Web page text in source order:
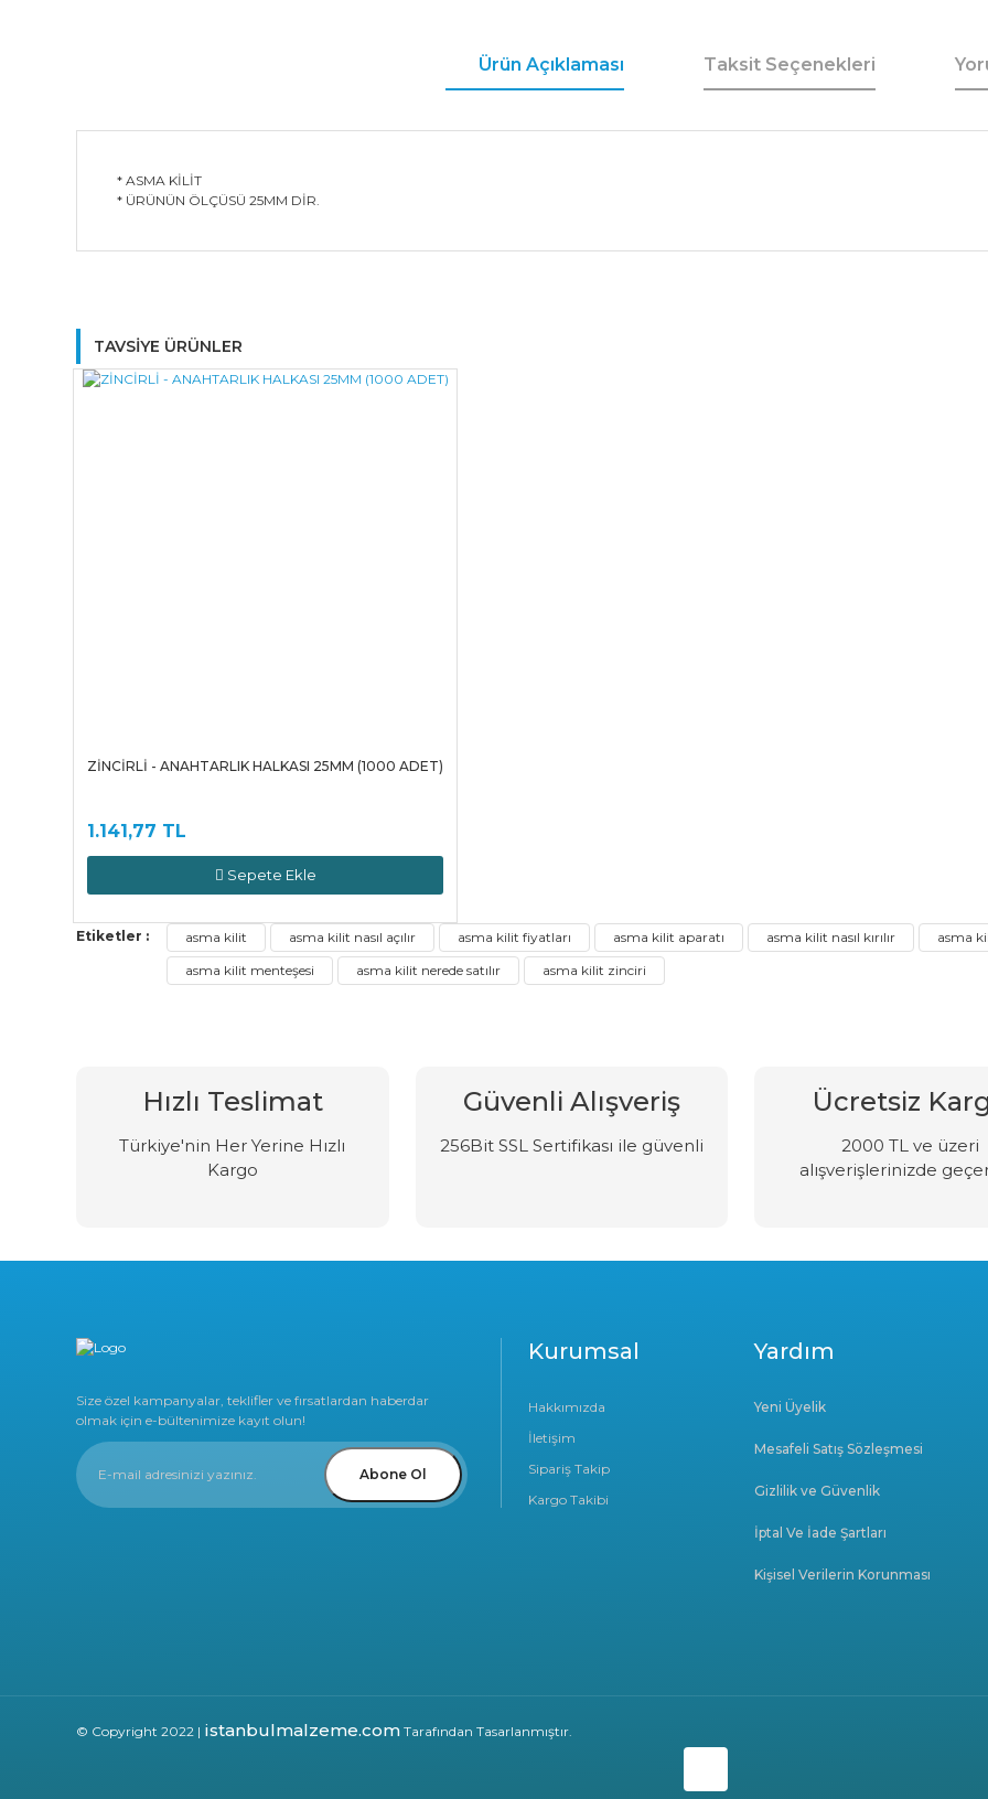
Ürün Açıklaması Taksit Seçenekleri
* ASMA KİLİT
* ÜRÜNÜN ÖLÇÜSÜ 25MM DİR.
TAVSİYE ÜRÜNLER
ZİNCİRLİ - ANAHTARLIK HALKASI 25MM (1000 ADET)
1.141,77 TL
Sepete Ekle
Etiketler : asma kilit asma kilit nasıl açılır asma kilit fiyatları asma kilit aparatı asma kilit nasıl kırılır asma
asma kilit menteşesi
asma kilit nerede satılır asma kilit zinciri
Hızlı Teslimat
Türkiye'nin Her Yerine Hızlı
Kargo
Güvenli Alışveriş
256Bit SSL Sertifikası ile güvenli
Ücretsiz
2000 TL ve üzeri
alışverişlerinizde
Size özel kampanyalar, teklifler ve fırsatlardan haberdar
olmak için e-bültenimize kayıt olun!
Abone Ol
Kurumsal
Hakkımızda
İletişim
Sipariş Takip
Kargo Takibi
Yardım
Yeni Üyelik
Mesafeli Satış Sözleşmesi
Gizlilik ve Güvenlik
İptal Ve İade Şartları
Kişisel Verilerin Korunması
© Copyright 2022 | istanbulmalzeme.com Tarafından Tasarlanmıştır.